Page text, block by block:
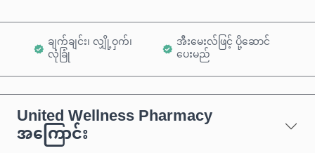
ချက်ချင်း၊ လျှို့ဝှက်၊
လုံခြုံ
အီးမေးလ်ဖြင့် ပို့ဆောင်
ပေးမည်
United Wellness Pharmacy
အကြောင်း